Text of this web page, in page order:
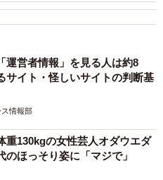
運営者情報」を見る人は約8
イト・怪しいサイトの判断基
ス情報部
重130kgの女性芸人オダウエダ
ほっそり姿に「マジで」